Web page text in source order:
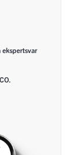
ekspertsvar